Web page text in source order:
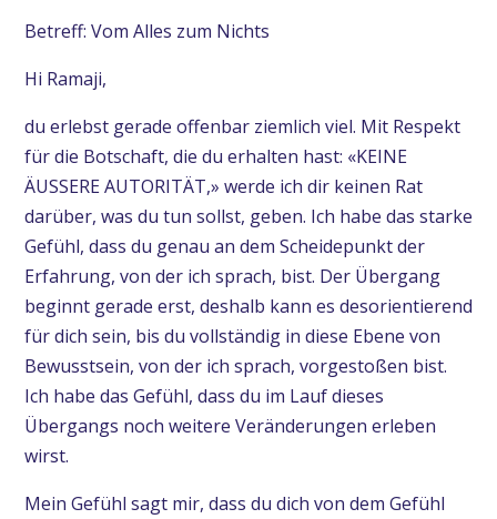
Betreff: Vom Alles zum Nichts
Hi Ramaji,
du erlebst gerade offenbar ziemlich viel. Mit Respekt
für die Botschaft, die du erhalten hast: «KEINE
ÄUSSERE AUTORITÄT,» werde ich dir keinen Rat
darüber, was du tun sollst, geben. Ich habe das starke
Gefühl, dass du genau an dem Scheidepunkt der
Erfahrung, von der ich sprach, bist. Der Übergang
beginnt gerade erst, deshalb kann es desorientierend
für dich sein, bis du vollständig in diese Ebene von
Bewusstsein, von der ich sprach, vorgestoßen bist.
Ich habe das Gefühl, dass du im Lauf dieses
Übergangs noch weitere Veränderungen erleben
wirst.
Mein Gefühl sagt mir, dass du dich von dem Gefühl